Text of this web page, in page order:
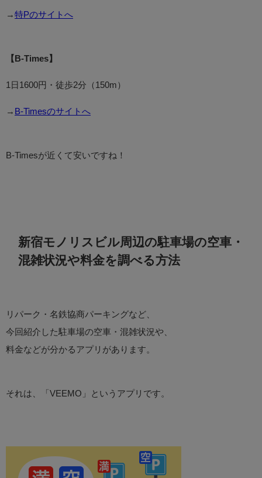
→ 特Pのサイトへ
【B-Times】
1日1600円・徒歩2分（150m）
→ B-Timesのサイトへ
B-Timesが近くて安いですね！
新宿モノリスビル周辺の駐車場の空車・
混雑状況や料金を調べる方法
リパーク・名鉄協商パーキングなど、
今回紹介した駐車場の空車・混雑状況や、
料金などが分かるアプリがあります。
それは、「VEEMO」というアプリです。